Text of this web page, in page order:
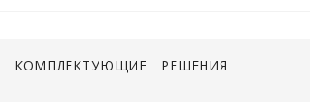
КОМПЛЕКТУЮЩИЕ РЕШЕНИЯ